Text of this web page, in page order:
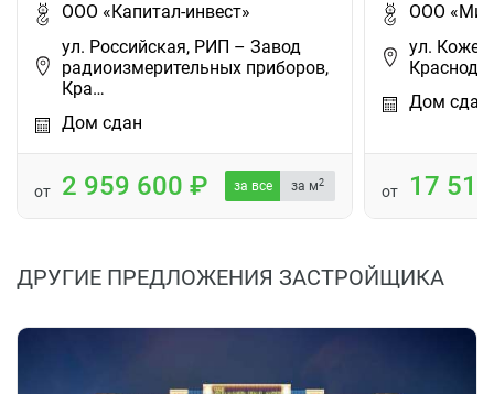
ООО «Капитал-инвест»
ул. Российская, РИП – Завод
радиоизмерительных приборов,
Кра…
Дом сдан
от 2 959 600 за все за м2
ООО
ул.
Дом сдан
от 17
ДРУГИЕ ПРЕДЛОЖЕНИЯ ЗАСТРОЙЩИКА